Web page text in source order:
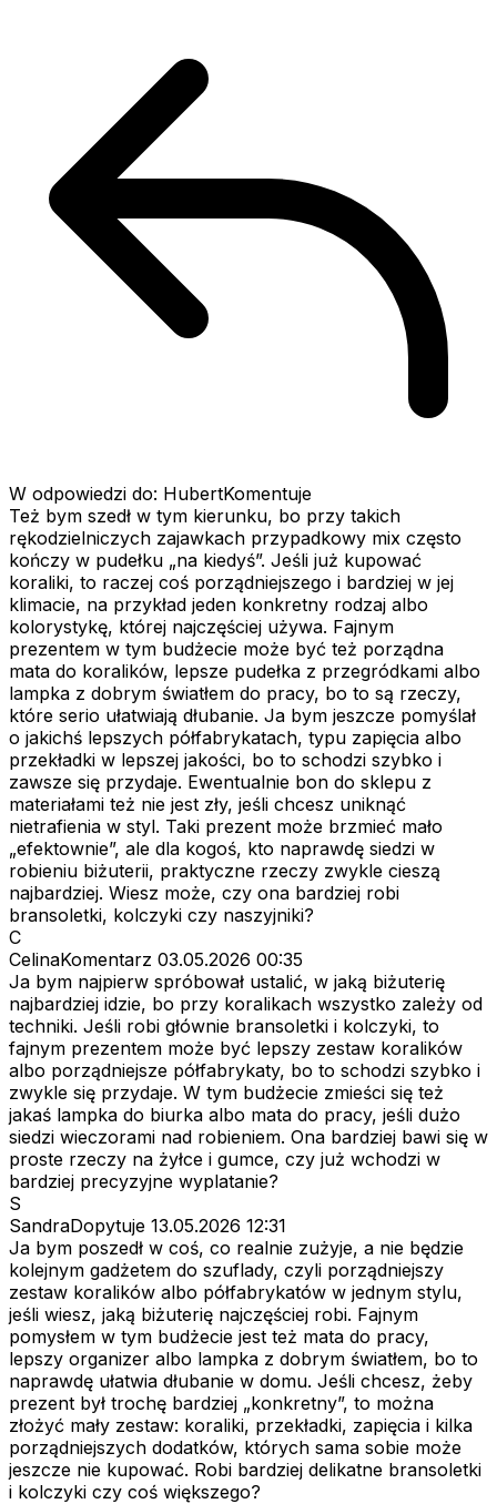
W odpowiedzi do: HubertKomentuje
Też bym szedł w tym kierunku, bo przy takich
rękodzielniczych zajawkach przypadkowy mix często
kończy w pudełku „na kiedyś”. Jeśli już kupować
koraliki, to raczej coś porządniejszego i bardziej w jej
klimacie, na przykład jeden konkretny rodzaj albo
kolorystykę, której najczęściej używa. Fajnym
prezentem w tym budżecie może być też porządna
mata do koralików, lepsze pudełka z przegródkami albo
lampka z dobrym światłem do pracy, bo to są rzeczy,
które serio ułatwiają dłubanie. Ja bym jeszcze pomyślał
o jakichś lepszych półfabrykatach, typu zapięcia albo
przekładki w lepszej jakości, bo to schodzi szybko i
zawsze się przydaje. Ewentualnie bon do sklepu z
materiałami też nie jest zły, jeśli chcesz uniknąć
nietrafienia w styl. Taki prezent może brzmieć mało
„efektownie”, ale dla kogoś, kto naprawdę siedzi w
robieniu biżuterii, praktyczne rzeczy zwykle cieszą
najbardziej. Wiesz może, czy ona bardziej robi
bransoletki, kolczyki czy naszyjniki?
C
CelinaKomentarz 03.05.2026 00:35
Ja bym najpierw spróbował ustalić, w jaką biżuterię
najbardziej idzie, bo przy koralikach wszystko zależy od
techniki. Jeśli robi głównie bransoletki i kolczyki, to
fajnym prezentem może być lepszy zestaw koralików
albo porządniejsze półfabrykaty, bo to schodzi szybko i
zwykle się przydaje. W tym budżecie zmieści się też
jakaś lampka do biurka albo mata do pracy, jeśli dużo
siedzi wieczorami nad robieniem. Ona bardziej bawi się w
proste rzeczy na żyłce i gumce, czy już wchodzi w
bardziej precyzyjne wyplatanie?
S
SandraDopytuje 13.05.2026 12:31
Ja bym poszedł w coś, co realnie zużyje, a nie będzie
kolejnym gadżetem do szuflady, czyli porządniejszy
zestaw koralików albo półfabrykatów w jednym stylu,
jeśli wiesz, jaką biżuterię najczęściej robi. Fajnym
pomysłem w tym budżecie jest też mata do pracy,
lepszy organizer albo lampka z dobrym światłem, bo to
naprawdę ułatwia dłubanie w domu. Jeśli chcesz, żeby
prezent był trochę bardziej „konkretny”, to można
złożyć mały zestaw: koraliki, przekładki, zapięcia i kilka
porządniejszych dodatków, których sama sobie może
jeszcze nie kupować. Robi bardziej delikatne bransoletki
i kolczyki czy coś większego?